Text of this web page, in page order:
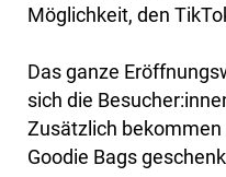
Möglichkeit, den
Das ganze
sich die
Zusätzlich bekommen
Goodie Bags